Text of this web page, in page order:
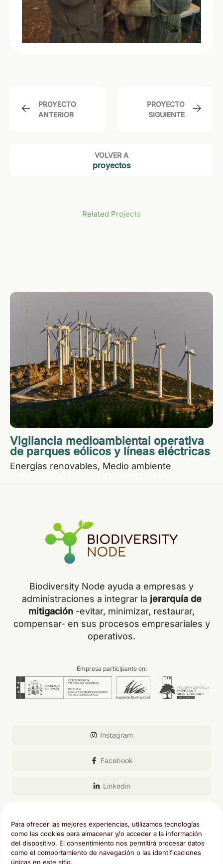
Para ofrecer las mejores experiencias, utilizamos tecnologías
como las cookies para almacenar y/o acceder a la información
del dispositivo. El consentimiento nos permitirá procesar datos
como el comportamiento de navegación o las identificaciones
únicas en este sitio.
PROYECTO
ANTERIOR
PROYECTO
SIGUIENTE
VOLVER A
proyectos
Related Projects
Vigilancia medioambiental operativa
de parques eólicos y líneas eléctricas
Energías renovables Medio ambiente
Biodiversity Node ayuda a empresas y
administraciones a integrar la jerarquía de
mitigación -evitar, minimizar, restaurar,
compensar- en sus procesos empresariales y
operativos.
Empresa participante en:
Instagram
Facebook
Linkedin